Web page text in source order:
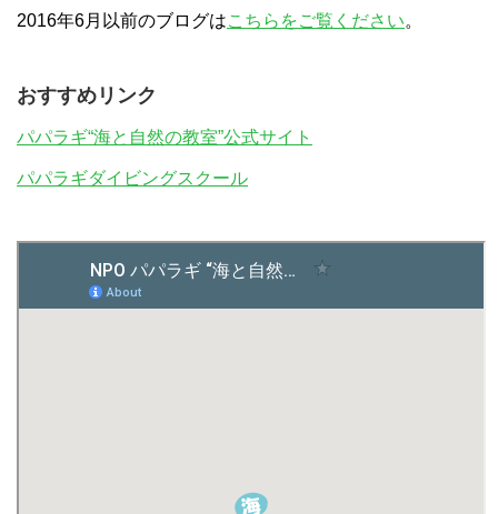
2016年6月以前のブログはこちらをご覧ください。
おすすめリンク
パパラギ“海と自然の教室”公式サイト
パパラギダイビングスクール